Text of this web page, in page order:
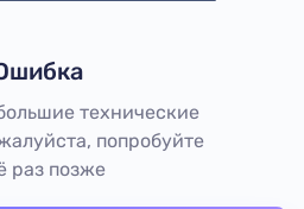
технические
попробуйте
раз позже